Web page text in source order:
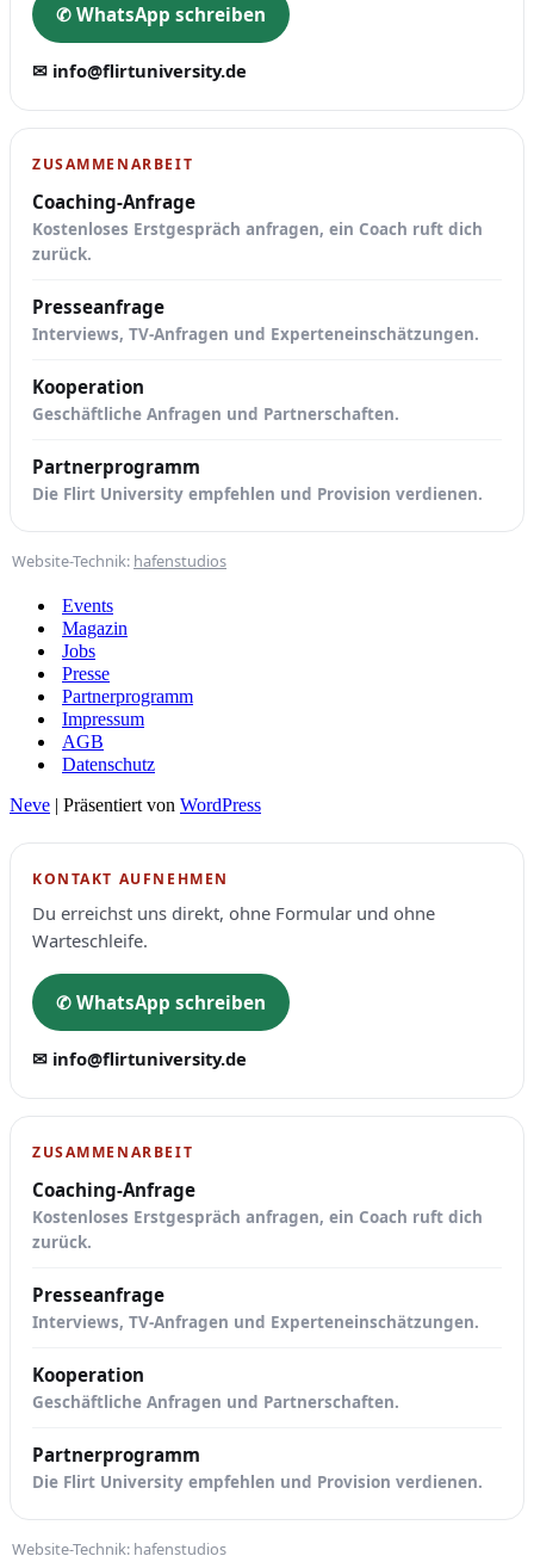
✆ WhatsApp schreiben
✉ info@flirtuniversity.de
ZUSAMMENARBEIT
Coaching-Anfrage
Kostenloses Erstgespräch anfragen, ein Coach ruft dich
zurück.
Presseanfrage
Interviews, TV-Anfragen und Experteneinschätzungen.
Kooperation
Geschäftliche Anfragen und Partnerschaften.
Partnerprogramm
Die Flirt University empfehlen und Provision verdienen.
Website-Technik: hafenstudios
Events
Magazin
Jobs
Presse
Partnerprogramm
Impressum
AGB
Datenschutz
Neve | Präsentiert von WordPress
KONTAKT AUFNEHMEN
Du erreichst uns direkt, ohne Formular und ohne
Warteschleife.
✆ WhatsApp schreiben
✉ info@flirtuniversity.de
ZUSAMMENARBEIT
Coaching-Anfrage
Kostenloses Erstgespräch anfragen, ein Coach ruft dich
zurück.
Presseanfrage
Interviews, TV-Anfragen und Experteneinschätzungen.
Kooperation
Geschäftliche Anfragen und Partnerschaften.
Partnerprogramm
Die Flirt University empfehlen und Provision verdienen.
Website-Technik: hafenstudios